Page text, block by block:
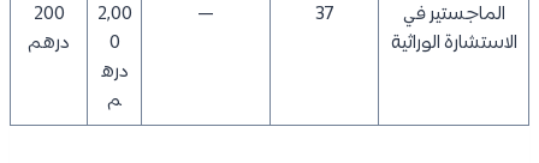
الماجستير في
الاستشارة الوراثية
37
—
2,00
0
دره
م
200
درهم